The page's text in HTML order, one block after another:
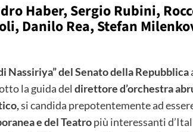
Haber, Sergio Rubini,
Danilo Rea, Stefan
Nassiriya” del Senato della Repubblica
la guida deldirettore d’orchestra
si candida prepotentemente ad
e del Teatropiù interessanti